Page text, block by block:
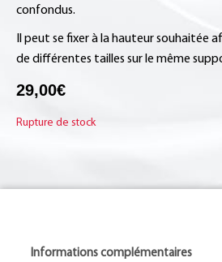
confondus.
Il peut se fixer à la hauteur souhaitée
de différentes tailles sur le même
29,00€
Rupture de stock
Informations complémentaires